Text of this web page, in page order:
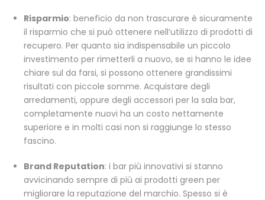
Risparmio: beneficio da non trascurare è sicuramente
il risparmio che si può ottenere nell’utilizzo di prodotti di
recupero. Per quanto sia indispensabile un piccolo
investimento per rimetterli a nuovo, se si hanno le idee
chiare sul da farsi, si possono ottenere grandissimi
risultati con piccole somme. Acquistare degli
arredamenti, oppure degli accessori per la sala bar,
completamente nuovi ha un costo nettamente
superiore e in molti casi non si raggiunge lo stesso
fascino.
Brand Reputation: i bar più innovativi si stanno
avvicinando sempre di più ai prodotti green per
migliorare la reputazione del marchio. Spesso si è